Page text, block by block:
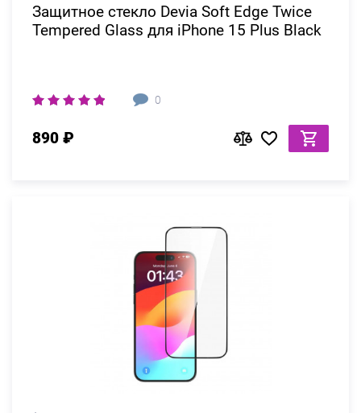
Защитное стекло Devia Soft Edge Twice
Tempered Glass для iPhone 15 Plus Black
0
890 ₽